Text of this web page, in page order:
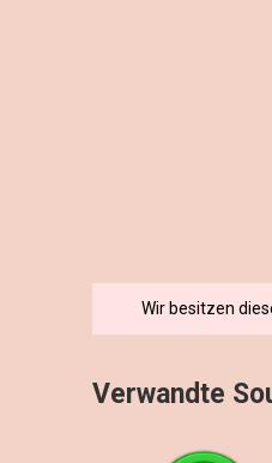
Wir besitzen
Verwandte